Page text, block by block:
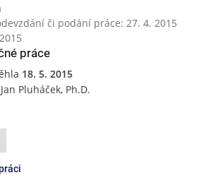
či podání práce: 27. 4. 2015
práce
18. 5. 2015
Pluháček, Ph.D.